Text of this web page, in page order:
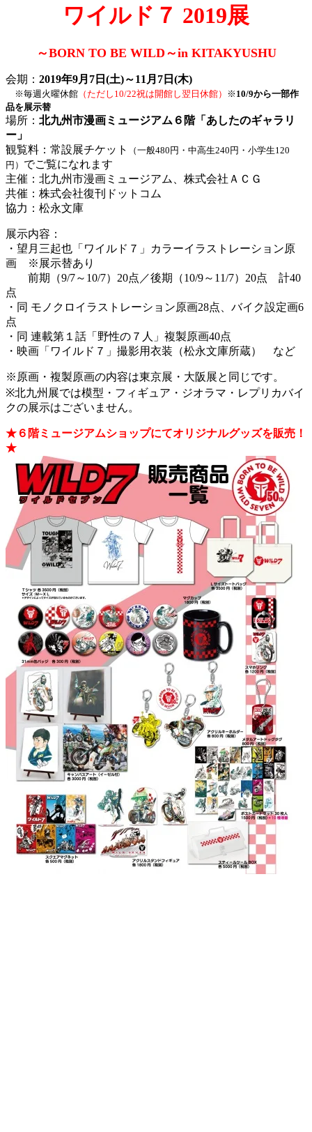
ワイルド７ 2019展
～BORN TO BE WILD～in KITAKYUSHU
会期： 2019年9月7日(土)～11月7日(木)
※毎週火曜休館 （ただし10/22祝は開館し翌日休館） ※ 10/9から一部作
品を展示替
場所： 北九州市漫画ミュージアム６階「あしたのギャラリ
ー」
観覧料：常設展チケット
（一般480円・中高生240円・小学生120
円） でご覧になれます
主催：北九州市漫画ミュージアム、株式会社ＡＣＧ
共催：株式会社復刊ドットコム
協力：松永文庫
展示内容：
・望月三起也「ワイルド７」カラーイラストレーション原
画 ※展示替あり
前期（9/7～10/7）20点／後期（10/9～11/7）20点 計40
点
・同 モノクロイラストレーション原画28点、バイク設定画6
点
・同 連載第１話「野性の７人」複製原画40点
・映画「ワイルド７」撮影用衣装（松永文庫所蔵） など
※原画・複製原画の内容は東京展・大阪展と同じです。
※北九州展では模型・フィギュア・ジオラマ・レプリカバイ
クの展示はございません。
★６階ミュージアムショップにてオリジナルグッズを販売！
★